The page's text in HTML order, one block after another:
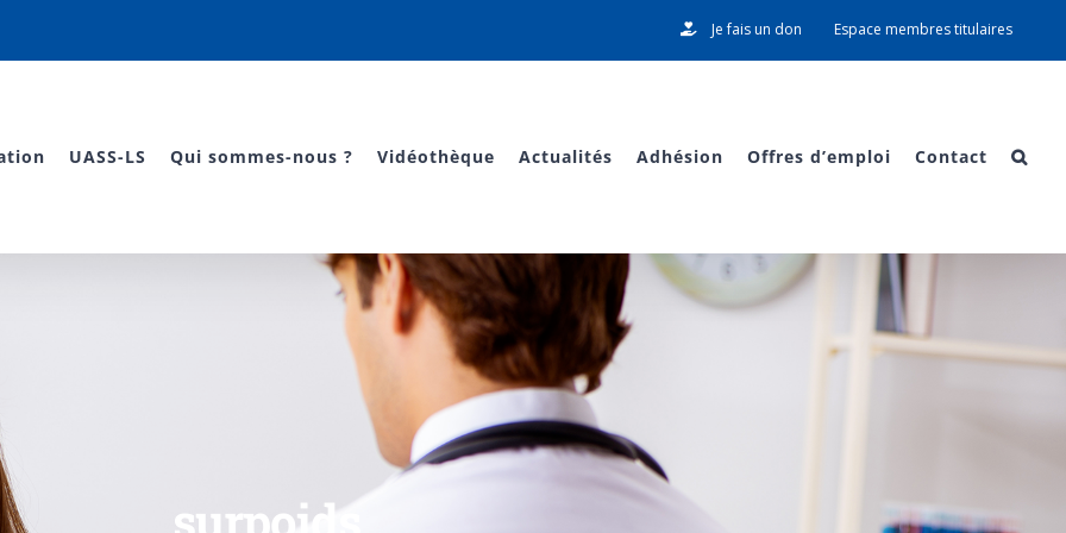
Je fais un don Espace membres titulaires
UASS-LS Qui sommes-nous ? Vidéothèque Actualités Adhésion Offres d’emploi Contact